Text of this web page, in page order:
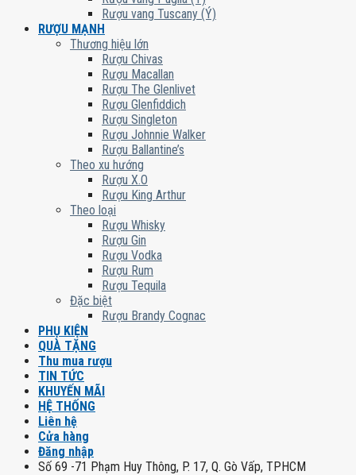
Rượu vang Tuscany (Ý)
RƯỢU MẠNH
Thương hiệu lớn
Rượu Chivas
Rượu Macallan
Rượu The Glenlivet
Rượu Glenfiddich
Rượu Singleton
Rượu Johnnie Walker
Rượu Ballantine’s
Theo xu hướng
Rượu X.O
Rượu King Arthur
Theo loại
Rượu Whisky
Rượu Gin
Rượu Vodka
Rượu Rum
Rượu Tequila
Đặc biệt
Rượu Brandy Cognac
PHỤ KIỆN
QUÀ TẶNG
Thu mua rượu
TIN TỨC
KHUYẾN MÃI
HỆ THỐNG
Liên hệ
Cửa hàng
Đăng nhập
Số 69 -71 Phạm Huy Thông, P. 17, Q. Gò Vấp, TPHCM